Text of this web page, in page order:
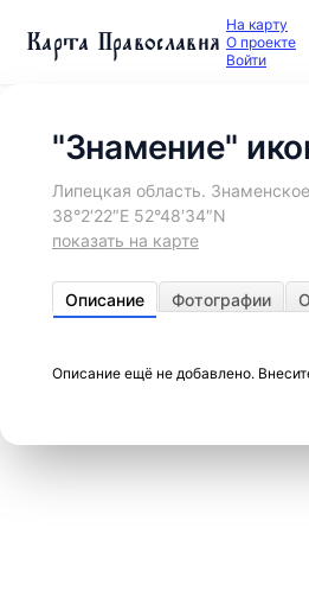
Карта Православия На карту
О проекте
Войти
"Знамение"
Липецкая область.
38°2′22″E 52°48′34″N
показать на карте
Описание Фотографии
Описание ещё не добавлено.